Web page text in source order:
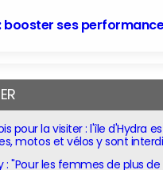
booster ses
pour la visiter : l'île d'Hydra
motos et vélos y sont
: "Pour les femmes de plus